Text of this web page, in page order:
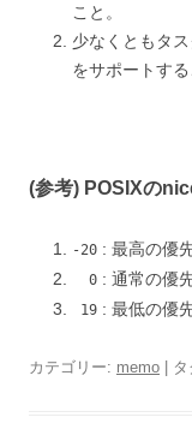
こと。
少なくともタ
をサポートする
(参考) POSIXの
-20 : 最高の優
0 : 通常の優
19 : 最低の優
カテゴリー: memo |